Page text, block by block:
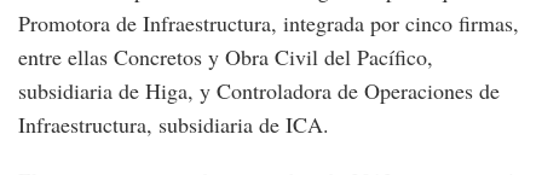
Promotora de Infraestructura, integrada por cinco firmas,
entre ellas Concretos y Obra Civil del Pacífico,
subsidiaria de Higa, y Controladora de Operaciones de
Infraestructura, subsidiaria de ICA.